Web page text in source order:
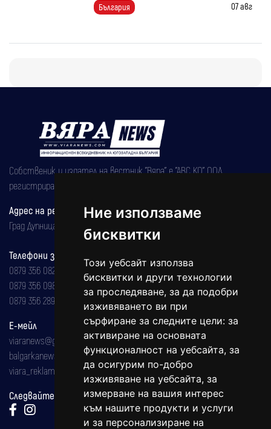
Ние използваме
бисквитки
Този уебсайт използва
бисквитки и други технологии
за проследяване, за да подобри
изживяването ви при
сърфиране за следните цели: за
активиране на основната
функционалност на уебсайта, за
да осигурим по-добро
изживяване на уебсайта, за
измерване на вашия интерес
към нашите продукти и услуги
и за персонализиране на
България 07 авг
Собственик и издател на вестник "Вяра" е "АВС КО" ООД,
регистрирана на 08.05.2002 година.
Адрес на редакцията
Град Дупница, ул.''Христо Ботев" 43
Телефони за реклама и абонаменти
0879 356 082
0879 356 098
0879 356 289
Е-мейл
viaranews@gmail.com
balgarkanews@gmail.com
viara_reklama@mail.bg
Следвайте ни: